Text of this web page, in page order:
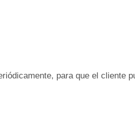
para que el cliente